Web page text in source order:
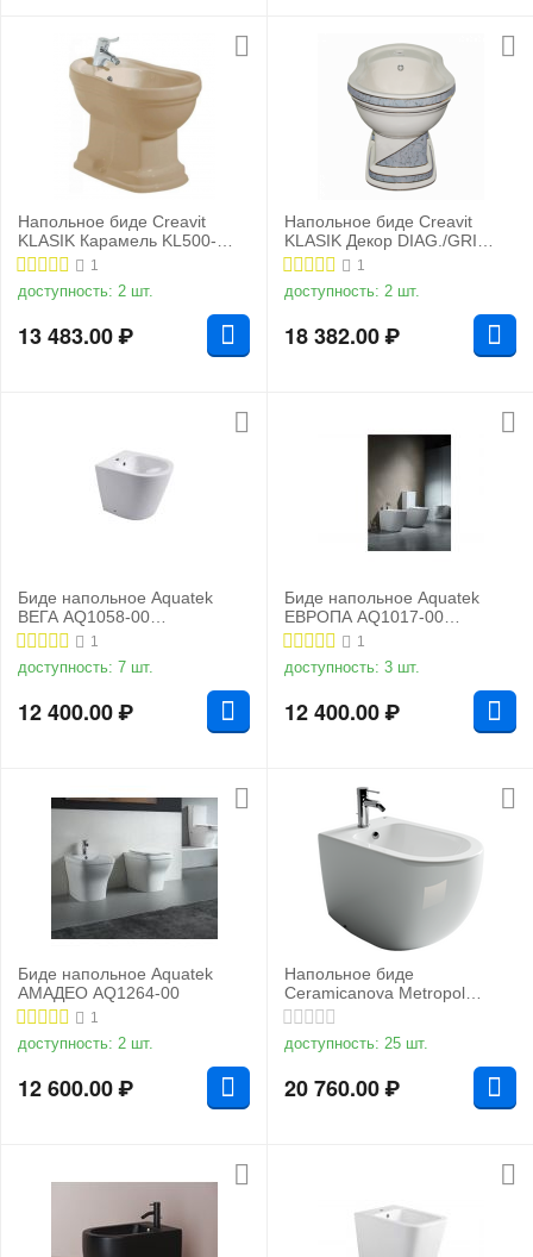
Напольное биде Creavit
KLASIK Карамель KL500-
00PR00E-0000
1
доступность: 2 шт.
13 483.00₽
Напольное биде Creavit
KLASIK Декор DIAG./GRI
KL500.000I0
1
доступность: 2 шт.
18 382.00₽
Биде напольное Aquatek
ВЕГА AQ1058-00
540х365х410 мм
1
доступность: 7 шт.
12 400.00₽
Биде напольное Aquatek
ЕВРОПА AQ1017-00
560х360х410 мм
1
доступность: 3 шт.
12 400.00₽
Биде напольное Aquatek
АМАДЕО AQ1264-00
1
доступность: 2 шт.
12 600.00₽
Напольное биде
Ceramicanova Metropol
CN4005
доступность: 25 шт.
20 760.00₽